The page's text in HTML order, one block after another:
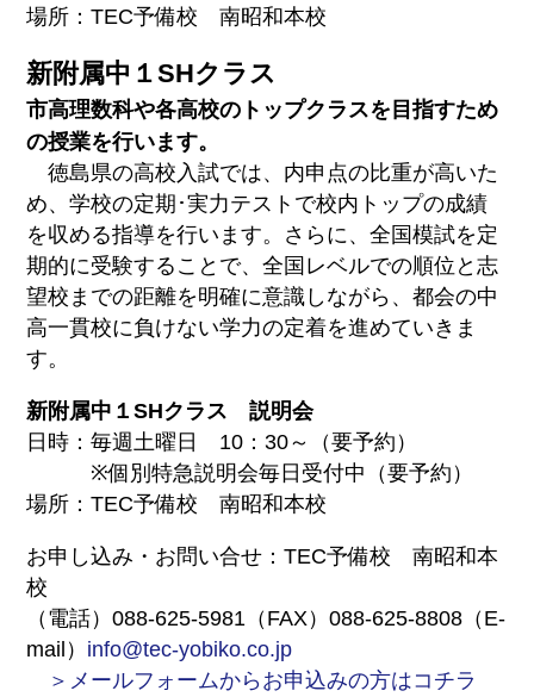
場所：TEC予備校 南昭和本校
新附属中１SHクラス
市高理数科や各高校のトップクラスを目指すため
の授業を行います。
徳島県の高校入試では、内申点の比重が高いた
め、学校の定期･実力テストで校内トップの成績
を収める指導を行います。さらに、全国模試を定
期的に受験することで、全国レベルでの順位と志
望校までの距離を明確に意識しながら、都会の中
高一貫校に負けない学力の定着を進めていきま
す。
新附属中１SHクラス 説明会
日時：毎週土曜日 10：30～（要予約）
※個別特急説明会毎日受付中（要予約）
場所：TEC予備校 南昭和本校
お申し込み・お問い合せ：TEC予備校 南昭和本
校
（電話）088-625-5981（FAX）088-625-8808（E-
mail） info@tec-yobiko.co.jp
＞メールフォームからお申込みの方はコチラ